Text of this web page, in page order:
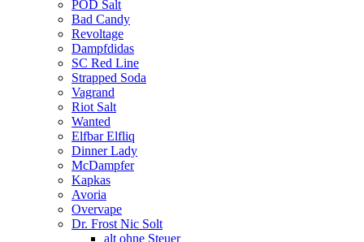
POD Salt
Bad Candy
Revoltage
Dampfdidas
SC Red Line
Strapped Soda
Vagrand
Riot Salt
Wanted
Elfbar Elfliq
Dinner Lady
McDampfer
Kapkas
Avoria
Overvape
Dr. Frost Nic Solt
alt ohne Steuer